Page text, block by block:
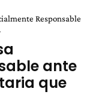
Responsable
ante
que